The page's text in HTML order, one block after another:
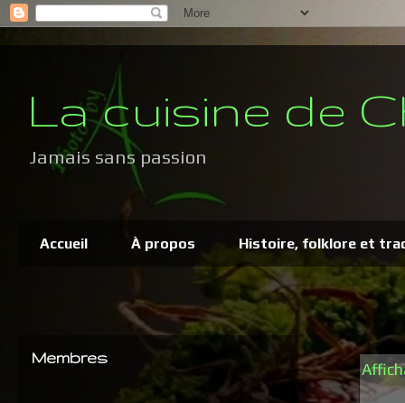
La cuisine de
Jamais sans passion
Accueil À propos Histoire, folklore et
Membres